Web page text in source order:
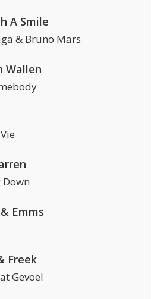
A Smile
& Bruno Mars
Wallen
Emms
Freek
Gevoel